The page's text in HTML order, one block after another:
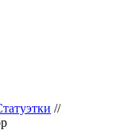
//